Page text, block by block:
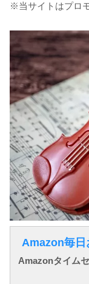
※当サイトはプロ
Amazon毎日
Amazonタイム